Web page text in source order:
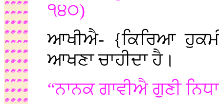
੧੪੦)
ਆਖੀਐ- {ਕਿਰਿਆ
ਆਖਣਾ ਚਾਹੀਦਾ ਹੈ।
“ਨਾਨਕ ਗਾਵੀਐ ਗੁਣੀ